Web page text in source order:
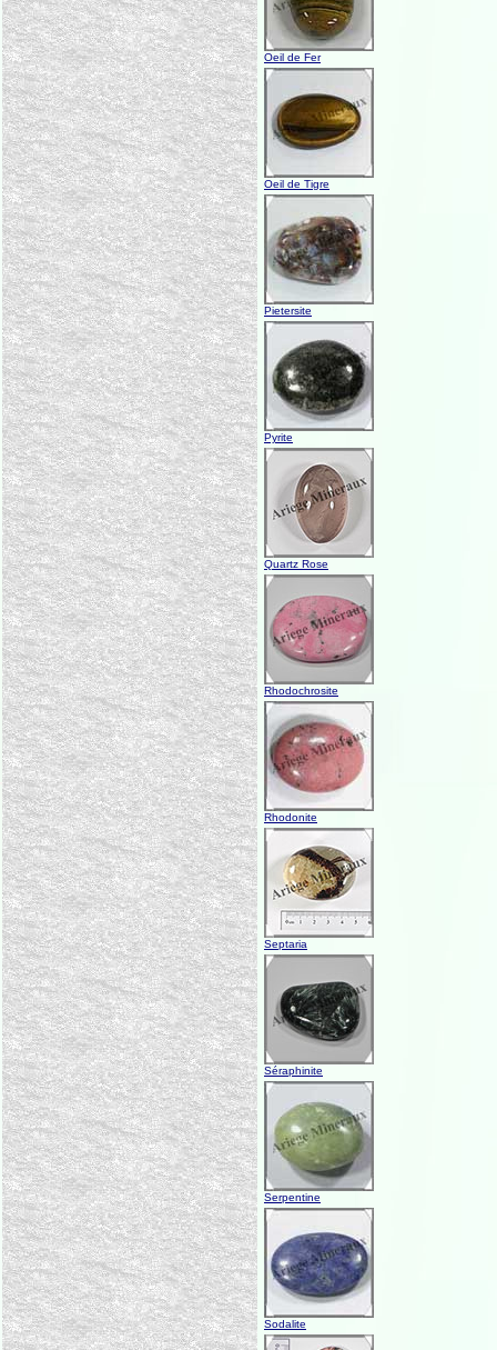
Oeil de Fer
Oeil de Tigre
Pietersite
Pyrite
Quartz Rose
Rhodochrosite
Rhodonite
Septaria
Séraphinite
Serpentine
Sodalite